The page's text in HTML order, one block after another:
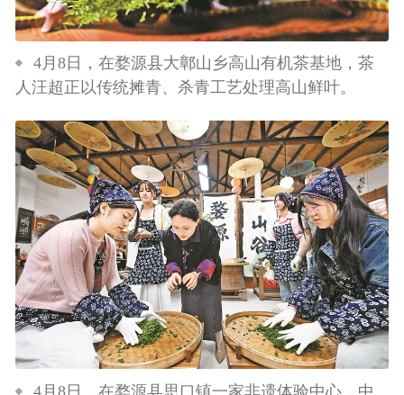
4月8日，在婺源县大鄣山乡高山有机茶基地，茶
人汪超正以传统摊青、杀青工艺处理高山鲜叶。
4月8日，在婺源县思口镇一家非遗体验中心，中